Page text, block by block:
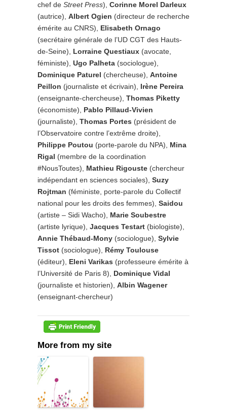
chef de Street Press), Corinne Morel Darleux
(autrice), Albert Ogien (directeur de recherche
émérite au CNRS), Elisabeth Ornago
(secrétaire générale de l’UD CGT des Hauts-
de-Seine), Lorraine Questiaux (avocate,
féministe), Ugo Palheta (sociologue),
Dominique Paturel (chercheuse), Antoine
Peillon (journaliste et écrivain), Irène Pereira
(enseignante-chercheuse), Thomas Piketty
(économiste), Pablo Pillaud-Vivien
(journaliste), Thomas Portes (président de
l’Observatoire contre l’extrême droite),
Philippe Poutou (porte-parole du NPA), Mina
Rigal (membre de la coordination
#NousToutes), Mathieu Rigouste (chercheur
indépendant en sciences sociales), Suzy
Rojtman (féministe, porte-parole du Collectif
national pour les droits des femmes), Saidou
(artiste – Sidi Wacho), Marie Soubestre
(artiste lyrique), Jacques Testart (biologiste),
Annie Thébaud-Mony (sociologue), Sylvie
Tissot (sociologue), Rémy Toulouse
(éditeur), Eleni Varikas (professeure émérite à
l’Université de Paris 8), Dominique Vidal
(journaliste et historien), Albin Wagener
(enseignant-chercheur)
More from my site